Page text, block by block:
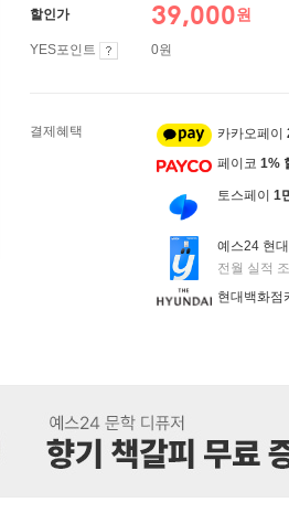
할인가 39,000원
YES포인트 0원
결제혜택 카카오페이
페이코 1%
토스페이 1
예스24 현
전월 실적
현대백화점